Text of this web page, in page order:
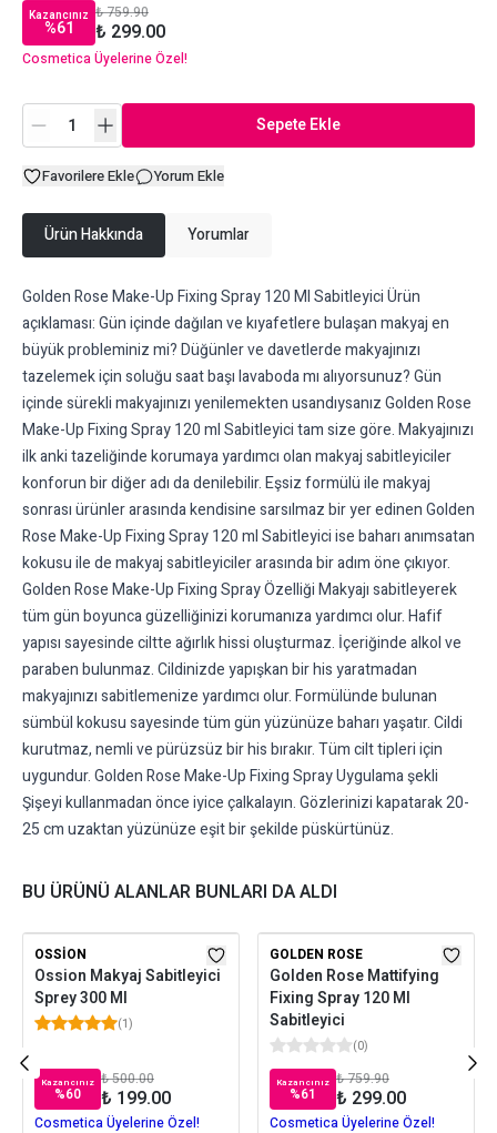
Kazancınız
%61
₺ 759.90
₺ 299.00
Cosmetica Üyelerine Özel!
Sepete Ekle
Favorilere Ekle Yorum Ekle
Ürün Hakkında Yorumlar
Golden Rose Make-Up Fixing Spray 120 Ml Sabitleyici Ürün
açıklaması: Gün içinde dağılan ve kıyafetlere bulaşan makyaj en
büyük probleminiz mi? Düğünler ve davetlerde makyajınızı
tazelemek için soluğu saat başı lavaboda mı alıyorsunuz? Gün
içinde sürekli makyajınızı yenilemekten usandıysanız Golden Rose
Make-Up Fixing Spray 120 ml Sabitleyici tam size göre. Makyajınızı
ilk anki tazeliğinde korumaya yardımcı olan makyaj sabitleyiciler
konforun bir diğer adı da denilebilir. Eşsiz formülü ile makyaj
sonrası ürünler arasında kendisine sarsılmaz bir yer edinen Golden
Rose Make-Up Fixing Spray 120 ml Sabitleyici ise baharı anımsatan
kokusu ile de makyaj sabitleyiciler arasında bir adım öne çıkıyor.
Golden Rose Make-Up Fixing Spray Özelliği Makyajı sabitleyerek
tüm gün boyunca güzelliğinizi korumanıza yardımcı olur. Hafif
yapısı sayesinde ciltte ağırlık hissi oluşturmaz. İçeriğinde alkol ve
paraben bulunmaz. Cildinizde yapışkan bir his yaratmadan
makyajınızı sabitlemenize yardımcı olur. Formülünde bulunan
sümbül kokusu sayesinde tüm gün yüzünüze baharı yaşatır. Cildi
kurutmaz, nemli ve pürüzsüz bir his bırakır. Tüm cilt tipleri için
uygundur. Golden Rose Make-Up Fixing Spray Uygulama şekli
Şişeyi kullanmadan önce iyice çalkalayın. Gözlerinizi kapatarak 20-
25 cm uzaktan yüzünüze eşit bir şekilde püskürtünüz.
BU ÜRÜNÜ ALANLAR BUNLARI DA ALDI
OSSION
Ossion Makyaj Sabitleyici
Sprey 300 Ml
(1)
Kazancınız
%60
₺ 500.00
₺ 199.00
Cosmetica Üyelerine Özel!
GOLDEN ROSE
Golden Rose Mattifying
Fixing Spray 120 Ml
Sabitleyici
(0)
Kazancınız
%61
₺ 759.90
₺ 299.00
Cosmetica Üyelerine Özel!